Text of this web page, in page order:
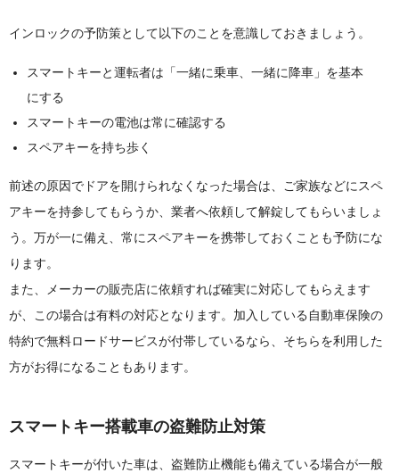
インロックの予防策として以下のことを意識しておきましょう。
スマートキーと運転者は「一緒に乗車、一緒に降車」を基本
にする
スマートキーの電池は常に確認する
スペアキーを持ち歩く
前述の原因でドアを開けられなくなった場合は、ご家族などにスペ
アキーを持参してもらうか、業者へ依頼して解錠してもらいましょ
う。万が一に備え、常にスペアキーを携帯しておくことも予防にな
ります。
また、メーカーの販売店に依頼すれば確実に対応してもらえます
が、この場合は有料の対応となります。加入している自動車保険の
特約で無料ロードサービスが付帯しているなら、そちらを利用した
方がお得になることもあります。
スマートキー搭載車の盗難防止対策
スマートキーが付いた車は、盗難防止機能も備えている場合が一般